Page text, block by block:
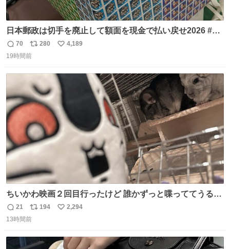
日本郵政は切手を廃止して額面を現金で払い戻せ2026 #日
本郵政 @JapanPostHD_PR
返
信
70
リ
ポ
ト
数
280
い
数
4,189
19時間前
ちいかわ映画２回目行ったけど 誰かずっと喋っててうるさ
かった 許せねえ
返
信
21
リ
ポ
ト
194
い
数
2,294
13時間前